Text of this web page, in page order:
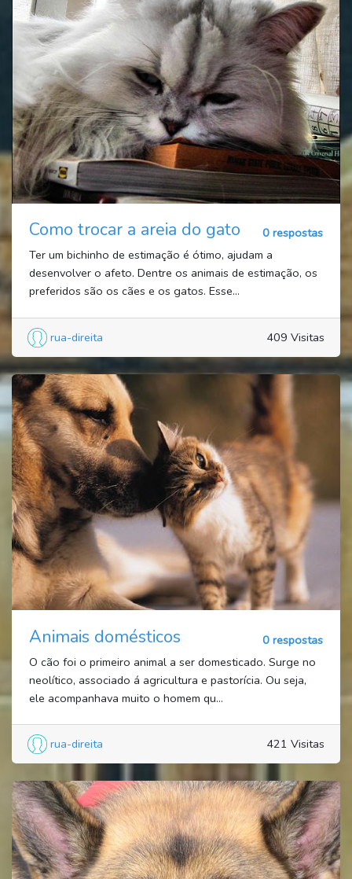
Como trocar a areia do gato
0 respostas
Ter um bichinho de estimação é ótimo, ajudam a
desenvolver o afeto. Dentre os animais de estimação, os
preferidos são os cães e os gatos. Esse...
rua-direita 409 Visitas
Animais domésticos
0 respostas
O cão foi o primeiro animal a ser domesticado. Surge no
neolítico, associado á agricultura e pastorícia. Ou seja,
ele acompanhava muito o homem qu...
rua-direita 421 Visitas